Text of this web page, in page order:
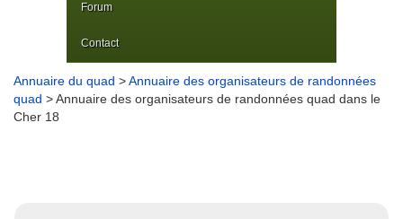
Forum
Contact
Annuaire du quad >Annuaire des organisateurs de randonnées
quad > Annuaire des organisateurs de randonnées quad dans le
Cher 18